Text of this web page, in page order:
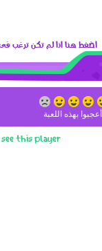
اضغط هنا اذا لم تكن ترغب فى
this player.